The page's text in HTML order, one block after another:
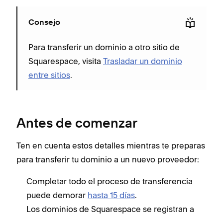
Consejo
Para transferir un dominio a otro sitio de
Squarespace, visita Trasladar un dominio
entre sitios.
Antes de comenzar
Ten en cuenta estos detalles mientras te preparas
para transferir tu dominio a un nuevo proveedor:
Completar todo el proceso de transferencia
puede demorar hasta 15 días.
Los dominios de Squarespace se registran a